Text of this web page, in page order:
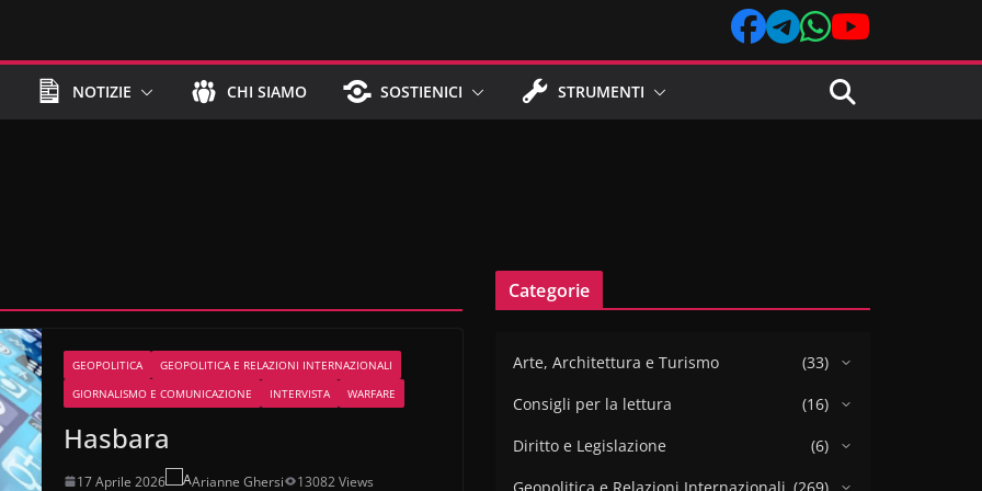
NOTIZIE CHI SIAMO SOSTIENICI STRUMENTI
GEOPOLITICA
GEOPOLITICA E RELAZIONI INTERNAZIONALI
GIORNALISMO E COMUNICAZIONE
INTERVISTA WARFARE
Hasbara
17 Aprile 2026 Arianne Ghersi
13082 Views
Categorie
Arte, Architettura e Turismo
(33)
Consigli per la lettura
(16)
Diritto e Legislazione
(6)
Geopolitica e Relazioni Internazionali (269)